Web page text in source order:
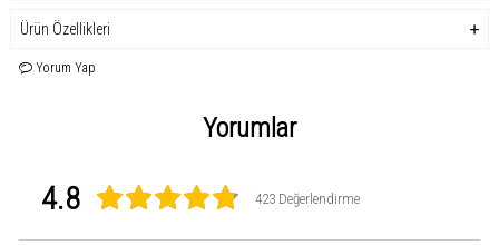
Ürün Özellikleri
Yorum Yap
Yorumlar
4.8 423 Değerlendirme